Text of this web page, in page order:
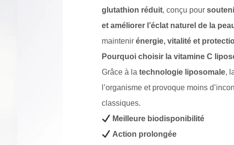
glutathion réduit, conçu pour
et améliorer l’éclat naturel de la
maintenir énergie, vitalité et
Pourquoi choisir la vitamine C
Grâce à la technologie liposomale,
l’organisme et provoque moins
classiques.
Meilleure biodisponibilité
Action prolongée